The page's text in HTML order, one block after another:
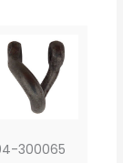
300065